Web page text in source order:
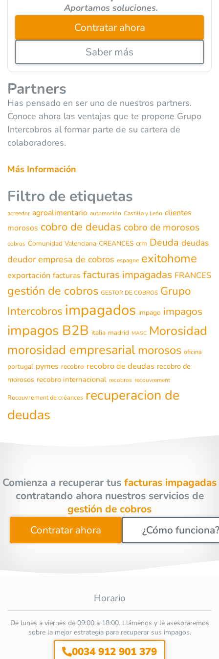
Aportamos soluciones.
Contratar ahora
Saber más
Partners
Has pensado en ser uno de nuestros partners.
Conoce ahora las ventajas que te propone Grupo
Intercobros al formar parte de su cartera de
colaboradores.
Más Información
Filtro de etiquetas
acreedor agroalimentario automoción Castilla y León clientes
morosos cobro de deudas cobro de morosos
cobros Comunidad Valenciana CREANCES crm Deuda deudas
deudor empresa de cobros espagne exitohome
exportación facturas facturas impagadas FRANCES
gestión de cobros GESTOR DE COBROS Grupo
Intercobros impagados impago impagos
impagos B2B italia madrid MASC Morosidad
morosidad empresarialmorosos oficina
portugal pymes recobro recobro de deudas recobro de
morosos recobro internacional recobros recouvrement
Recouvrement de créances recuperacion de
deudas
Comienza a recuperar tus facturas impagadas
contratando ahora nuestros servicios de
gestión de cobros
Contratar ahora
¿Cómo funciona?
Horario
De lunes a viernes de 09:00 a 18:00. Llámenos y le asesoraremos
sobre la mejor estrategia para recuperar sus impagos.
0034 912 901 379